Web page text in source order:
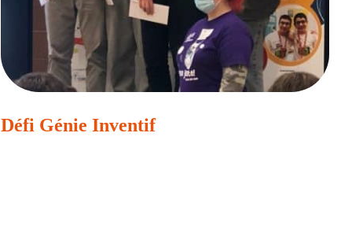
Défi Génie Inventif